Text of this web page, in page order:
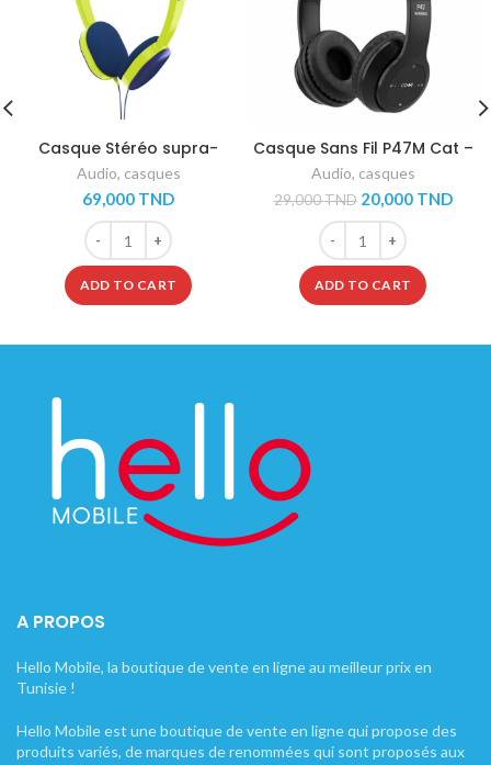
Casque Stéréo supra-
auriculaire Hama Kids –
Bleu
Audio, casques
69,000 TND
Casque Stéréo supra-auriculaire Hama Kids - Bleu quantity
ADD TO CART
Casque Sans Fil P47M Cat –
Noir
Audio, casques
29,000TND 20,000 TND
Casque Sans Fil P47M
ADD TO CART
A PROPOS
Hello Mobile, la boutique de vente en ligne au meilleur prix en
Tunisie !
Hello Mobile est une boutique de vente en ligne qui propose des
produits variés, de marques de renommées qui sont proposés aux